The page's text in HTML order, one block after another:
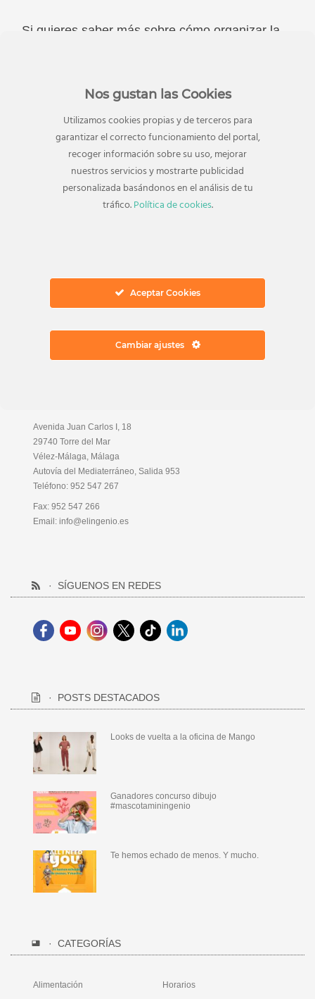
Si quieres saber más sobre cómo organizar la
Con los trucos de Marie Kondo conseguiremos
un hogar ordenado, que será más fácil de
limpiar e influirá en nuestro
bienestar físico y
. Así que toma nota y aplica estos
ordenar tu hogar, puedes hacerlo en
Avenida Juan Carlos I, 18
29740 Torre del Mar
Vélez-Málaga, Málaga
Autovía del Mediaterráneo, Salida 953
Teléfono: 952 547 267
Fax: 952 547 266
Email: info@elingenio.es
SÍGUENOS EN REDES
POSTS DESTACADOS
Looks de vuelta a la oficina de Mango
Ganadores concurso dibujo
#mascotaminingenio
Te hemos echado de menos. Y mucho.
CATEGORÍAS
Alimentación Horarios
Nos gustan las Cookies
Utilizamos cookies propias y de terceros para
garantizar el correcto funcionamiento del portal,
recoger información sobre su uso, mejorar
nuestros servicios y mostrarte publicidad
personalizada basándonos en el análisis de tu
tráfico.Política de cookies.
Aceptar Cookies
Cambiar ajustes